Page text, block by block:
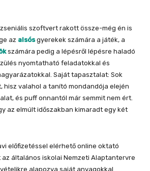
szoftvert rakott össze-még én is
az alsósgyerekek számára a játék, a
számára pedig a lépésről lépésre haladó
nyomtatható feladatokkal és
Saját tapasztalat: Sok
hisz valahol a tanító mondandója elején
és puff onnantól már semmit nem ért.
az elmúlt időszakban kimaradt egy két
előfizetéssel elérhető online oktató
általános iskolai Nemzeti Alaptantervre
alapozva saját anyagokkal